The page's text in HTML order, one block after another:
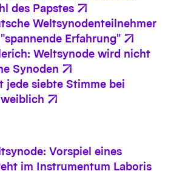
des Papstes
Weltsynodenteilnehmer
Erfahrung"
Weltsynode wird nicht
Synoden
jede siebte Stimme bei
Vorspiel eines
im Instrumentum Laboris